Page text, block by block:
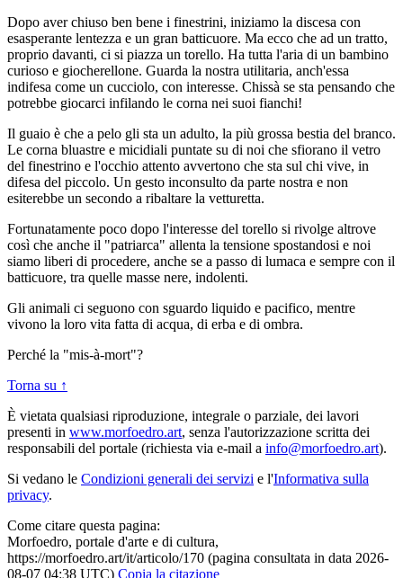
Dopo aver chiuso ben bene i finestrini, iniziamo la discesa con
esasperante lentezza e un gran batticuore. Ma ecco che ad un tratto,
proprio davanti, ci si piazza un torello. Ha tutta l'aria di un bambino
curioso e giocherellone. Guarda la nostra utilitaria, anch'essa
indifesa come un cucciolo, con interesse. Chissà se sta pensando che
potrebbe giocarci infilando le corna nei suoi fianchi!
Il guaio è che a pelo gli sta un adulto, la più grossa bestia del branco.
Le corna bluastre e micidiali puntate su di noi che sfiorano il vetro
del finestrino e l'occhio attento avvertono che sta sul chi vive, in
difesa del piccolo. Un gesto inconsulto da parte nostra e non
esiterebbe un secondo a ribaltare la vetturetta.
Fortunatamente poco dopo l'interesse del torello si rivolge altrove
così che anche il "patriarca" allenta la tensione spostandosi e noi
siamo liberi di procedere, anche se a passo di lumaca e sempre con il
batticuore, tra quelle masse nere, indolenti.
Gli animali ci seguono con sguardo liquido e pacifico, mentre
vivono la loro vita fatta di acqua, di erba e di ombra.
Perché la "mis-à-mort"?
Torna su ↑
È vietata qualsiasi riproduzione, integrale o parziale, dei lavori
presenti in www.morfoedro.art, senza l'autorizzazione scritta dei
responsabili del portale (richiesta via e-mail a info@morfoedro.art).
Si vedano le Condizioni generali dei servizi e l'Informativa sulla
privacy.
Come citare questa pagina:
Morfoedro, portale d'arte e di cultura,
https://morfoedro.art/it/articolo/170 (pagina consultata in data 2026-
08-07 04:38 UTC) Copia la citazione